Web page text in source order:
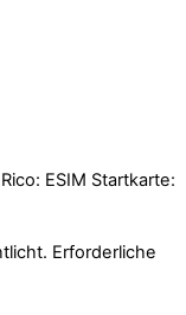
ESIM Startkarte:
Erforderliche